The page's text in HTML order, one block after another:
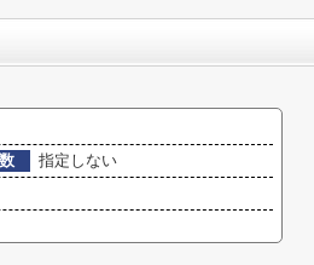
指定しない